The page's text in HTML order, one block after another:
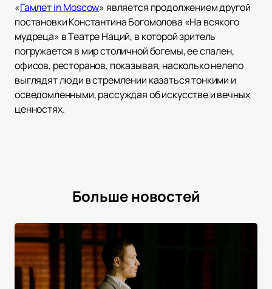
«Гамлет in Moscow» является продолжением другой
постановки Константина Богомолова «На всякого
мудреца» в Театре Наций, в которой зритель
погружается в мир столичной богемы, ее спален,
офисов, ресторанов, показывая, насколько нелепо
выглядят люди в стремлении казаться тонкими и
осведомленными, рассуждая об искусстве и вечных
ценностях.
Больше новостей